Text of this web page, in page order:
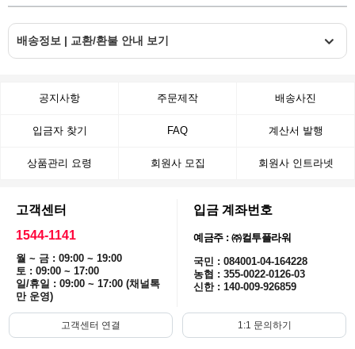
배송정보 | 교환/환불 안내 보기
공지사항 주문제작 배송사진
입금자 찾기 FAQ 계산서 발행
상품관리 요령 회원사 모집 회원사 인트라넷
고객센터
1544-1141
월 ~ 금 : 09:00 ~ 19:00
토 : 09:00 ~ 17:00
일/휴일 : 09:00 ~ 17:00 (채널톡
만 운영)
입금 계좌번호
예금주 : ㈜컬투플라워
국민 : 084001-04-164228
농협 : 355-0022-0126-03
신한 : 140-009-926859
고객센터 연결 1:1 문의하기